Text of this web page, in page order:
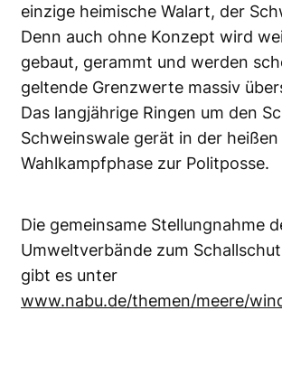
einzige heimische Walart, der
Denn auch ohne Konzept wird
gebaut, gerammt und werden
geltende Grenzwerte massiv
Das langjährige Ringen um den
Schweinswale gerät in der heißen
Wahlkampfphase zur Politposse.
Die gemeinsame Stellungnahme
Umweltverbände zum
gibt es unter
www.nabu.de/themen/meere/